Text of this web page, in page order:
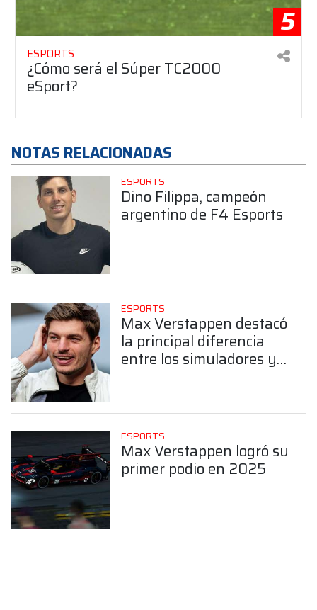
5
ESPORTS
¿Cómo será el Súper TC2000
eSport?
NOTAS RELACIONADAS
ESPORTS
Dino Filippa, campeón
argentino de F4 Esports
ESPORTS
Max Verstappen destacó
la principal diferencia
entre los simuladores y
ESPORTS
Max Verstappen logró su
primer podio en 2025